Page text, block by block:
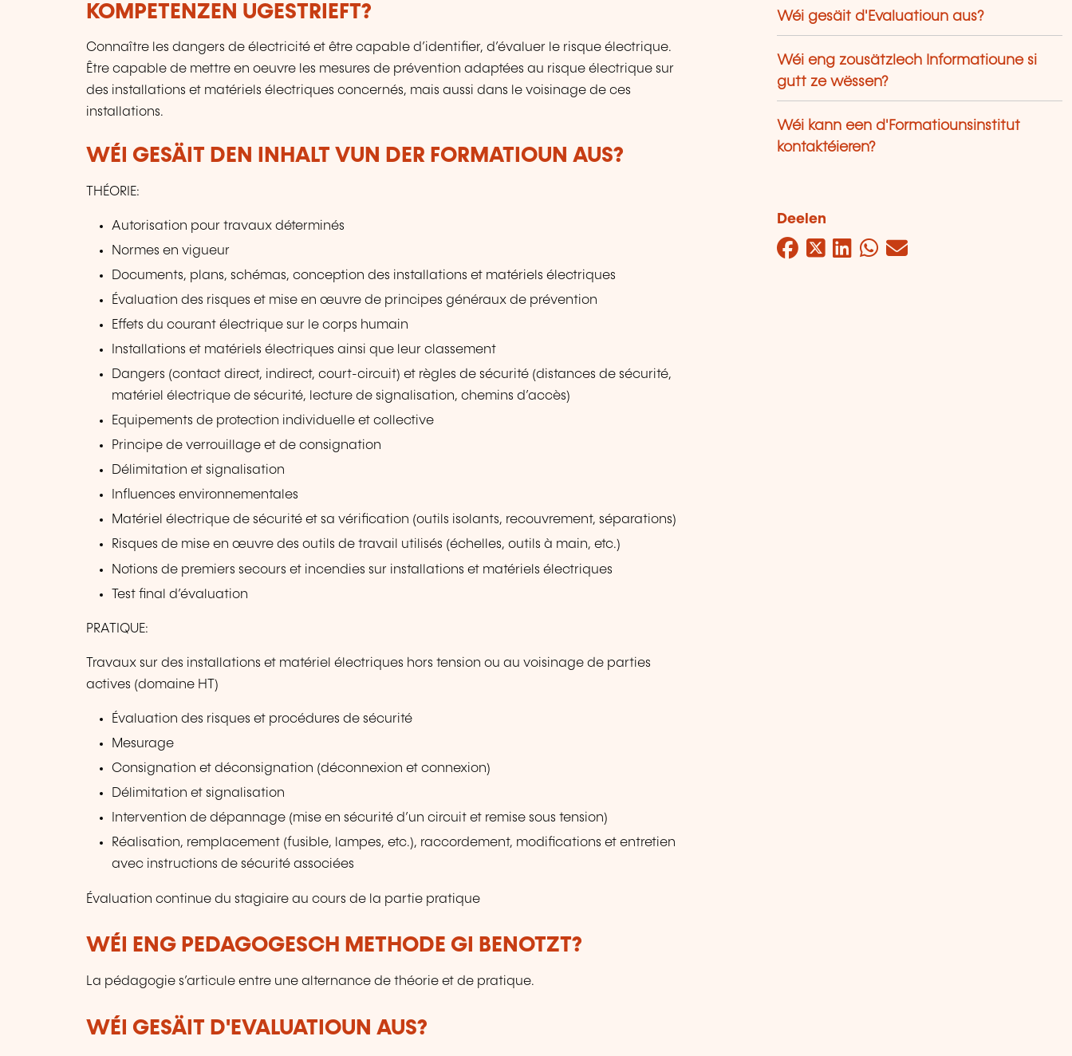
KOMPETENZEN UGESTRIEFT?
Connaître les dangers de électricité et être capable d’identifier, d’évaluer le risque électrique.
Être capable de mettre en oeuvre les mesures de prévention adaptées au risque électrique sur
des installations et matériels électriques concernés, mais aussi dans le voisinage de ces
installations.
WÉI GESÄIT DEN INHALT VUN DER FORMATIOUN AUS?
THÉORIE:
Autorisation pour travaux déterminés
Normes en vigueur
Documents, plans, schémas, conception des installations et matériels électriques
Évaluation des risques et mise en œuvre de principes généraux de prévention
Effets du courant électrique sur le corps humain
Installations et matériels électriques ainsi que leur classement
Dangers (contact direct, indirect, court-circuit) et règles de sécurité (distances de sécurité,
matériel électrique de sécurité, lecture de signalisation, chemins d’accès)
Equipements de protection individuelle et collective
Principe de verrouillage et de consignation
Délimitation et signalisation
Influences environnementales
Matériel électrique de sécurité et sa vérification (outils isolants, recouvrement, séparations)
Risques de mise en œuvre des outils de travail utilisés (échelles, outils à main, etc.)
Notions de premiers secours et incendies sur installations et matériels électriques
Test final d’évaluation
PRATIQUE:
Travaux sur des installations et matériel électriques hors tension ou au voisinage de parties
actives (domaine HT)
Évaluation des risques et procédures de sécurité
Mesurage
Consignation et déconsignation (déconnexion et connexion)
Délimitation et signalisation
Intervention de dépannage (mise en sécurité d’un circuit et remise sous tension)
Réalisation, remplacement (fusible, lampes, etc.), raccordement, modifications et entretien
avec instructions de sécurité associées
Évaluation continue du stagiaire au cours de la partie pratique
WÉI ENG PEDAGOGESCH METHODE GI BENOTZT?
La pédagogie s’articule entre une alternance de théorie et de pratique.
WÉI GESÄIT D'EVALUATIOUN AUS?
Wéi gesäit d'Evaluatioun aus?
Wéi eng zousätzlech Informatioune si
gutt ze wëssen?
Wéi kann een d'Formatiounsinstitut
kontaktéieren?
Deelen
Facebook
Twitter
LinkedIn
WhatsApp
Mail